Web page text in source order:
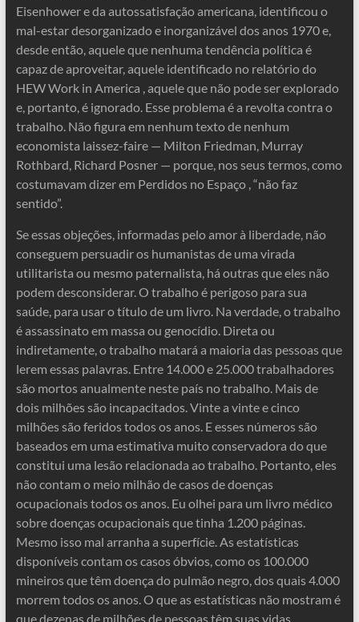
Eisenhower e da autossatisfação americana, identificou o
mal-estar desorganizado e inorganizável dos anos 1970 e,
desde então, aquele que nenhuma tendência política é
capaz de aproveitar, aquele identificado no relatório do
HEW Work in America , aquele que não pode ser explorado
e, portanto, é ignorado. Esse problema é a revolta contra o
trabalho. Não figura em nenhum texto de nenhum
economista laissez-faire — Milton Friedman, Murray
Rothbard, Richard Posner — porque, nos seus termos, como
costumavam dizer em Perdidos no Espaço , “não faz
sentido”.
Se essas objeções, informadas pelo amor à liberdade, não
conseguem persuadir os humanistas de uma virada
utilitarista ou mesmo paternalista, há outras que eles não
podem desconsiderar. O trabalho é perigoso para sua
saúde, para usar o título de um livro. Na verdade, o trabalho
é assassinato em massa ou genocídio. Direta ou
indiretamente, o trabalho matará a maioria das pessoas que
lerem essas palavras. Entre 14.000 e 25.000 trabalhadores
são mortos anualmente neste país no trabalho. Mais de
dois milhões são incapacitados. Vinte a vinte e cinco
milhões são feridos todos os anos. E esses números são
baseados em uma estimativa muito conservadora do que
constitui uma lesão relacionada ao trabalho. Portanto, eles
não contam o meio milhão de casos de doenças
ocupacionais todos os anos. Eu olhei para um livro médico
sobre doenças ocupacionais que tinha 1.200 páginas.
Mesmo isso mal arranha a superfície. As estatísticas
disponíveis contam os casos óbvios, como os 100.000
mineiros que têm doença do pulmão negro, dos quais 4.000
morrem todos os anos. O que as estatísticas não mostram é
que dezenas de milhões de pessoas têm suas vidas